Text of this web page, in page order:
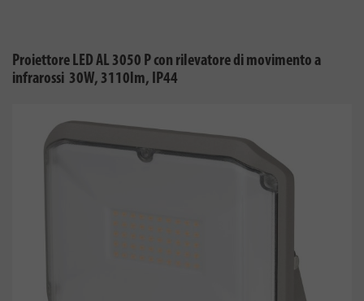
Proiettore LED AL 3050 P con rilevatore di movimento a
infrarossi 30W, 3110lm, IP44